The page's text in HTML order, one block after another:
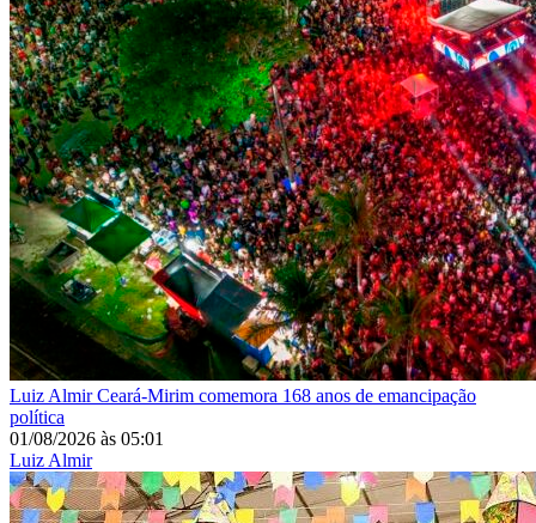
Luiz AlmirCeará-Mirim comemora 168 anos de emancipação
política
01/08/2026 às 05:01
Luiz Almir